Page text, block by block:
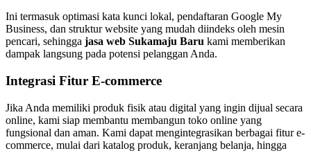
Ini termasuk optimasi kata kunci lokal, pendaftaran Google My
Business, dan struktur website yang mudah diindeks oleh mesin
pencari, sehingga jasa web Sukamaju Baru kami memberikan
dampak langsung pada potensi pelanggan Anda.
Integrasi Fitur E-commerce
Jika Anda memiliki produk fisik atau digital yang ingin dijual secara
online, kami siap membantu membangun toko online yang
fungsional dan aman. Kami dapat mengintegrasikan berbagai fitur e-
commerce, mulai dari katalog produk, keranjang belanja, hingga